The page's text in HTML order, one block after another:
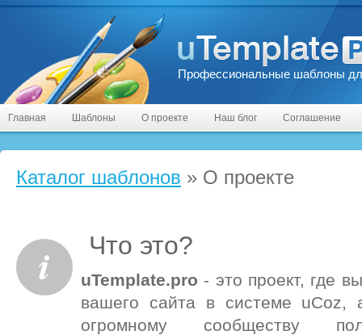
Профессиональные шаблоны
Главная Шаблоны О проекте Наш блог Соглашение
Каталог шаблонов » О проекте
Что это?
uTemplate.pro - это проект, где
вашего сайта в системе uCoz,
огромному сообществу